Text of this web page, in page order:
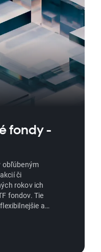
fondy -
obľúbeným
či
rokov ich
fondov. Tie
a